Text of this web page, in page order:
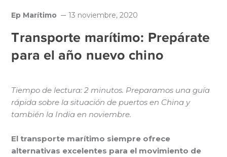
Ep Marítimo 13 noviembre, 2020
Transporte marítimo: Prepárate
para el año nuevo chino
Tiempo de lectura: 2 minutos. Preparamos una guía
rápida sobre la situación de puertos en China y
también la India en noviembre.
El transporte marítimo siempre ofrece
alternativas excelentes para el movimiento de